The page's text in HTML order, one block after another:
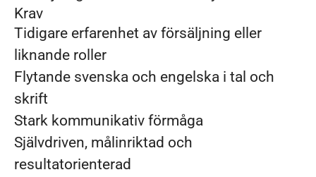
Krav
Tidigare erfarenhet av försäljning eller
liknande roller
Flytande svenska och engelska i tal och
skrift
Stark kommunikativ förmåga
Självdriven, målinriktad och
resultatorienterad